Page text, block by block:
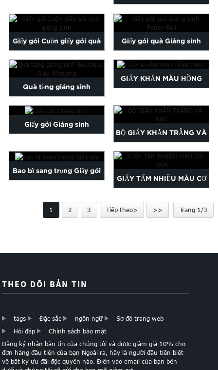
Malayalam
Pashto
Somali
Uzbek
gói pa ...
Giấy gói Cuộn giấy gói quà
giáng sinh
Giấy gói quà Giáng sinh
Fancy Roll
Quà tặng giáng sinh
Boutique Giấy Wapping
GIẤY KHĂN MÀU HỒNG
Giấy gói Giáng sinh
BỘ GIẤY KHĂN TRẮNG VÀ
BẠC
Bao bì sang trọng Giấy gói
GIẤY TẤM NHIỀU MÀU CƠ
1 2 3 Tiếp theo> >> Trang 1/3
THEO DÕI BẢN TIN
tags Đặc sắc ngôn ngữ
Sơ đồ trang web
Hỏi đáp
Chính sách bảo mật
Đăng ký nhận bản tin của chúng tôi và được giảm giá 10% cho
đơn hàng đầu tiên của bạn Ngoài ra, hãy là người đầu tiên biết
về bất kỳ ưu đãi độc quyền nào. Điền vào email của bạn bên